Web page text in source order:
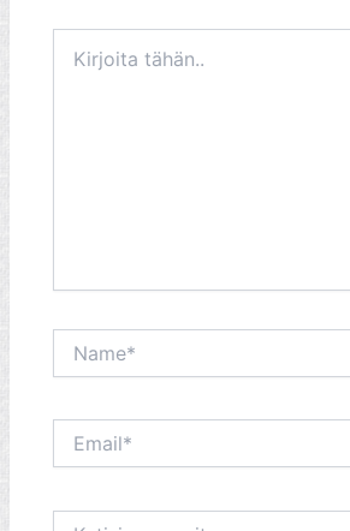
tähän..